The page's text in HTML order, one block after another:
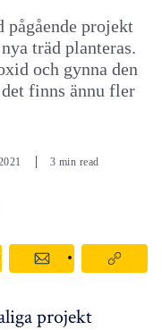
pågående projekt
träd planteras.
och gynna den
finns ännu fler
3 min read
projekt